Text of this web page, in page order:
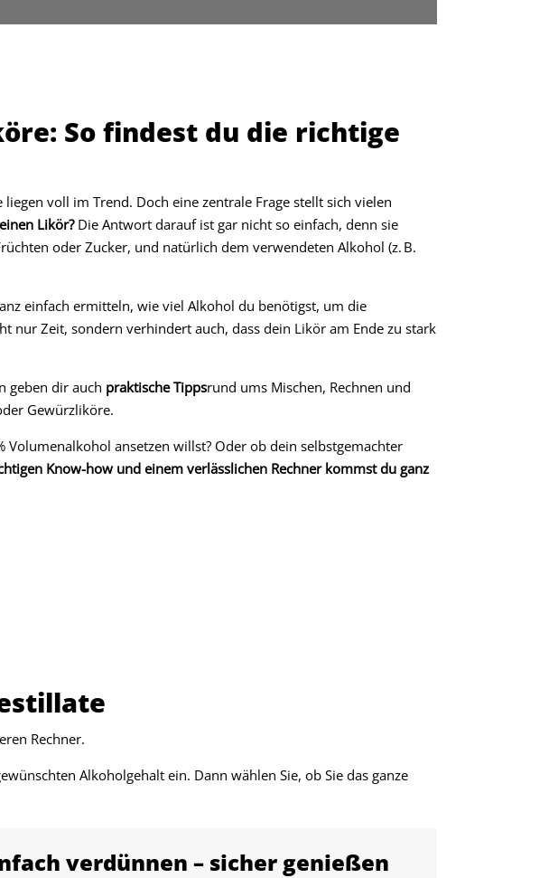
So findest du die richtige
voll im Trend. Doch eine zentrale Frage stellt sich vielen
Likör?Die Antwort darauf ist gar nicht so einfach, denn sie
oder Zucker, und natürlich dem verwendeten Alkohol (z. B.
einfach ermitteln, wie viel Alkohol du benötigst, um die
nur Zeit, sondern verhindert auch, dass dein Likör am Ende zu stark
geben dir auch praktische Tippsrund ums Mischen, Rechnen und
Gewürzliköre.
ansetzen willst? Oder ob dein selbstgemachter
Know-how und einem verlässlichen Rechner kommst du ganz
Rechner.
Alkoholgehalt ein. Dann wählen Sie, ob Sie das ganze
verdünnen – sicher genießen